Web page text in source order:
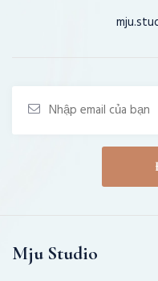
Mju Studio